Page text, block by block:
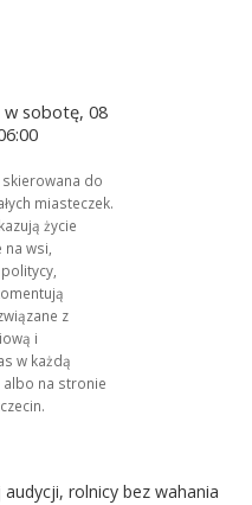
w sobotę, 08
do
miasteczek.
życie
wsi,
z
i
w każdą
na stronie
rolnicy bez wahania